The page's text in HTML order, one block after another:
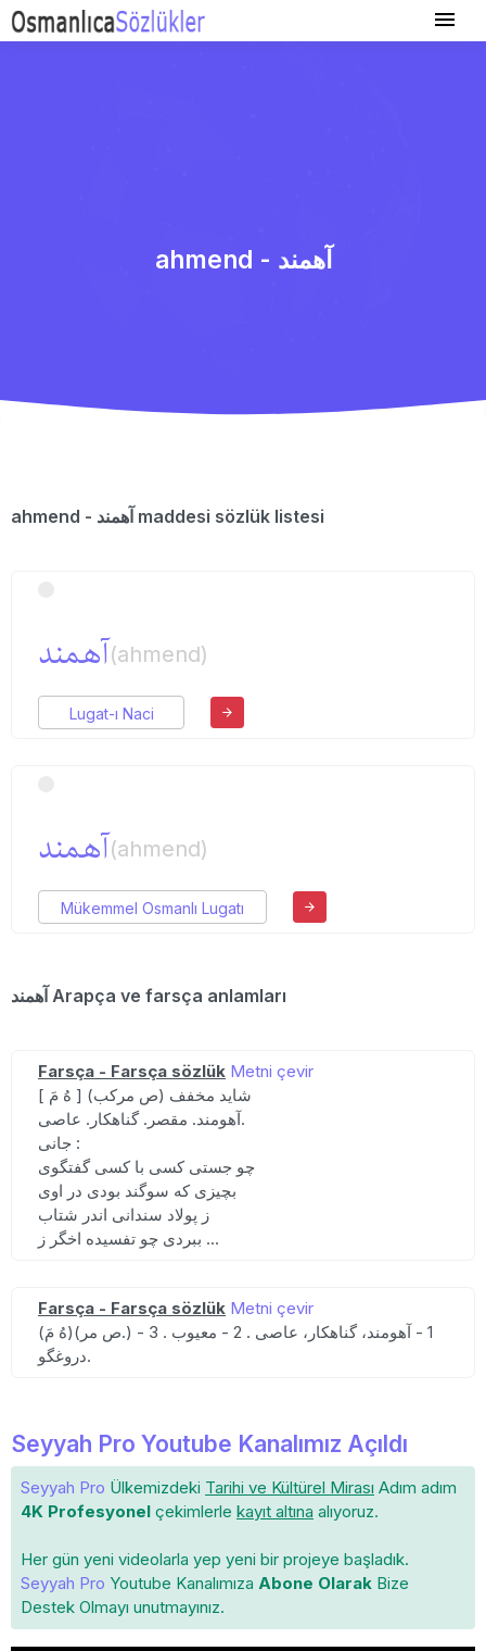
ahmend - آهمند
ahmend - آهمند maddesi sözlük listesi
آهمند(ahmend)
Lugat-ı Naci
آهمند(ahmend)
Mükemmel Osmanlı Lugatı
آهمند Arapça ve farsça anlamları
Farsça - Farsça sözlük Metni çevir
[ هُ مَ ] (ص مرکب) شاید مخفف
آهومند. مقصر. گناهکار. عاصی.
جانی :
چو جستی کسی با کسی گفتگوی
بچیزی که سوگند بودی در اوی
ز پولاد سندانی اندر شتاب
ببردی چو تفسیده اخگر ز ...
Farsça - Farsça sözlük Metni çevir
(هُ مَ)(ص مر.) 1 - آهومند، گناهکار، عاصی . 2 - معیوب . 3 -
دروغگو.
Seyyah Pro Youtube Kanalımız Açıldı
Seyyah Pro Ülkemizdeki Tarihi ve Kültürel Mirası Adım adım
4K Profesyonel çekimlerle kayıt altına alıyoruz.
Her gün yeni videolarla yep yeni bir projeye başladık.
Seyyah Pro Youtube Kanalımıza Abone Olarak Bize
Destek Olmayı unutmayınız.